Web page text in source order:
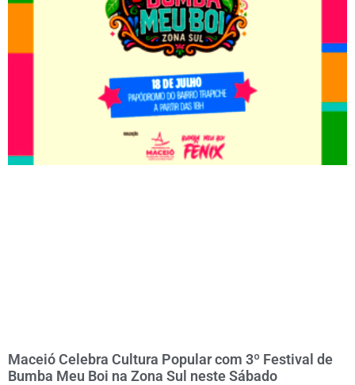
Maceió Celebra Cultura Popular com 3º Festival de
Bumba Meu Boi na Zona Sul neste Sábado